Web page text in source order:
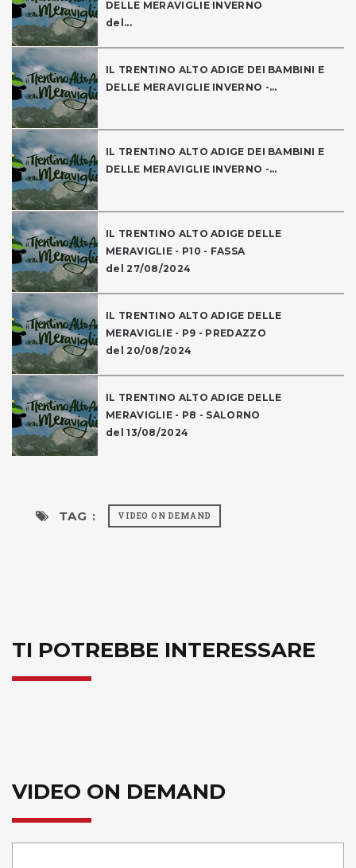
DELLE MERAVIGLIE INVERNO
del...
IL TRENTINO ALTO ADIGE DEI BAMBINI E
DELLE MERAVIGLIE INVERNO -...
IL TRENTINO ALTO ADIGE DEI BAMBINI E
DELLE MERAVIGLIE INVERNO -...
IL TRENTINO ALTO ADIGE DELLE
MERAVIGLIE - P10 - FASSA
del 27/08/2024
IL TRENTINO ALTO ADIGE DELLE
MERAVIGLIE - P9 - PREDAZZO
del 20/08/2024
IL TRENTINO ALTO ADIGE DELLE
MERAVIGLIE - P8 - SALORNO
del 13/08/2024
TAG : VIDEO ON DEMAND
TI POTREBBE INTERESSARE
VIDEO ON DEMAND